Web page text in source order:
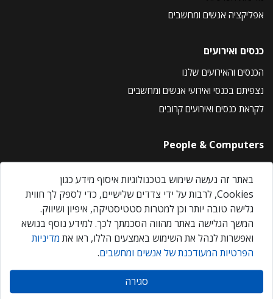
אפליקציה אנשים ומחשבים
כנסים ואירועים
הכנסים והאירועים שלנו
נצפיתם בכנסי ואירועי אנשים ומחשבים
לקראת כנסים ואירועים קרובים
People & Computers
About Us
Privacy Policy
Contact Us
Our Events
אנשים ומחשבים © 2026 – כל הזכויות שמורות
באתר זה נעשה שימוש בטכנולוגיות איסוף מידע כגון
Cookies, לרבות על ידי צדדים שלישיים, כדי לספק לך חווית
גלישה טובה יותר וכן למטרות סטטיסטיקה, איפיון ושיווק.
המשך הגלישה באתר מהווה הסכמתך לכך. למידע נוסף בנושא
ואפשרות לנהל את השימוש באמצעים הללו, ראו את מדיניות
הפרטיות המעודכנת של אנשים ומחשבים.
סגירה